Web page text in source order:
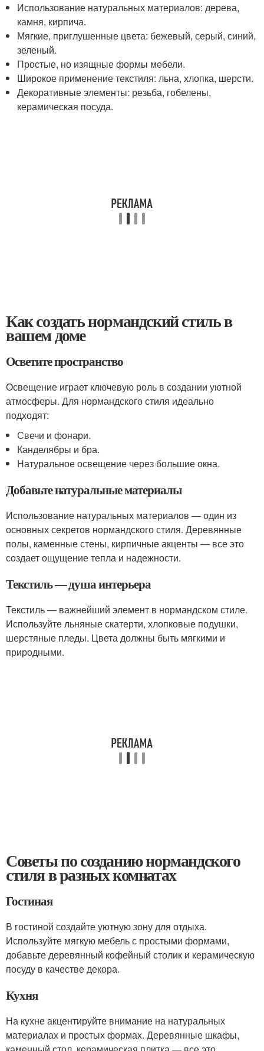
Использование натуральных материалов: дерева,
камня, кирпича.
Мягкие, приглушенные цвета: бежевый, серый, синий,
зеленый.
Простые, но изящные формы мебели.
Широкое применение текстиля: льна, хлопка, шерсти.
Декоративные элементы: резьба, гобелены,
керамическая посуда.
Как создать нормандский стиль в
вашем доме
Осветите пространство
Освещение играет ключевую роль в создании уютной
атмосферы. Для нормандского стиля идеально
подходят:
Свечи и фонари.
Канделябры и бра.
Натуральное освещение через большие окна.
Добавьте натуральные материалы
Использование натуральных материалов — один из
основных секретов нормандского стиля. Деревянные
полы, каменные стены, кирпичные акценты — все это
создает ощущение тепла и надежности.
Текстиль — душа интерьера
Текстиль — важнейший элемент в нормандском стиле.
Используйте льняные скатерти, хлопковые подушки,
шерстяные пледы. Цвета должны быть мягкими и
природными.
Советы по созданию нормандского
стиля в разных комнатах
Гостиная
В гостиной создайте уютную зону для отдыха.
Используйте мягкую мебель с простыми формами,
добавьте деревянный кофейный столик и керамическую
посуду в качестве декора.
Кухня
На кухне акцентируйте внимание на натуральных
материалах и простых формах. Деревянные шкафы,